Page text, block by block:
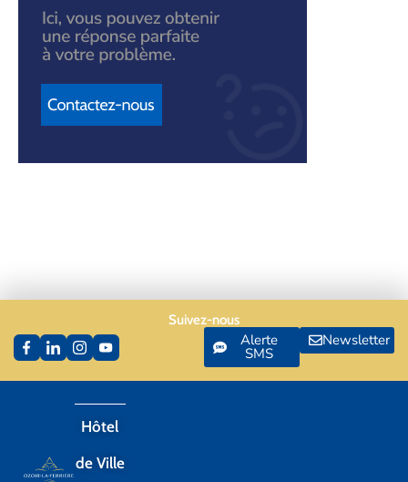
Hôtel
de Ville
Suivez-nous
Alerte
SMS
Newsletter